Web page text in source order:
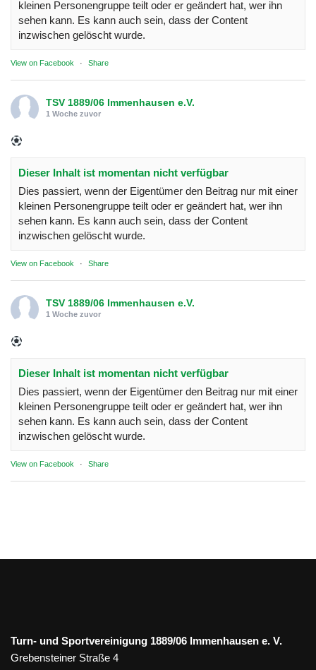
kleinen Personengruppe teilt oder er geändert hat, wer ihn
sehen kann. Es kann auch sein, dass der Content
inzwischen gelöscht wurde.
View on Facebook · Share
TSV 1889/06 Immenhausen e.V.
1 Woche zuvor
Dieser Inhalt ist momentan nicht verfügbar
Dies passiert, wenn der Eigentümer den Beitrag nur mit einer
kleinen Personengruppe teilt oder er geändert hat, wer ihn
sehen kann. Es kann auch sein, dass der Content
inzwischen gelöscht wurde.
View on Facebook · Share
TSV 1889/06 Immenhausen e.V.
1 Woche zuvor
Dieser Inhalt ist momentan nicht verfügbar
Dies passiert, wenn der Eigentümer den Beitrag nur mit einer
kleinen Personengruppe teilt oder er geändert hat, wer ihn
sehen kann. Es kann auch sein, dass der Content
inzwischen gelöscht wurde.
View on Facebook · Share
Turn- und Sportvereinigung 1889/06 Immenhausen e. V.
Grebensteiner Straße 4